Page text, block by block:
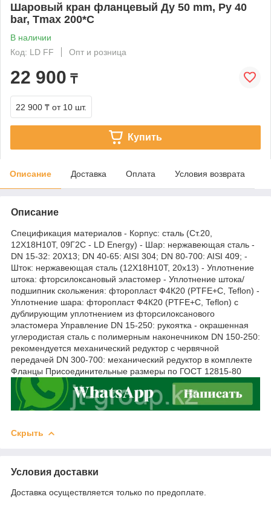
Шаровый кран фланцевый Ду 50 mm, Py 40
bar, Tmax 200*C
В наличии
Код: LD FF
Опт и розница
22 900 ₸
22 900 ₸ от 10 шт.
Купить
Описание Доставка Оплата Условия возврата
Описание
Спецификация материалов - Корпус: сталь (Ст.20,
12Х18Н10Т, 09Г2С - LD Energy) - Шар: нержавеющая сталь -
DN 15-32: 20X13; DN 40-65: AISI 304; DN 80-700: AISI 409; -
Шток: нержавеющая сталь (12Х18Н10Т, 20x13) - Уплотнение
штока: фторсилоксановый эластомер - Уплотнение штока/
подшипник скольжения: фторопласт Ф4К20 (PTFE+C, Teflon) -
Уплотнение шара: фторопласт Ф4К20 (PTFE+C, Teflon) с
дублирующим уплотнением из фторсилоксанового
эластомера Управление DN 15-250: рукоятка - окрашенная
углеродистая сталь с полимерным наконечником DN 150-250:
рекомендуется механический редуктор с червячной
передачей DN 300-700: механический редуктор в комплекте
Фланцы Присоединительные размеры по ГОСТ 12815-80
Скрыть
Условия доставки
Доставка осуществляется только по предоплате.